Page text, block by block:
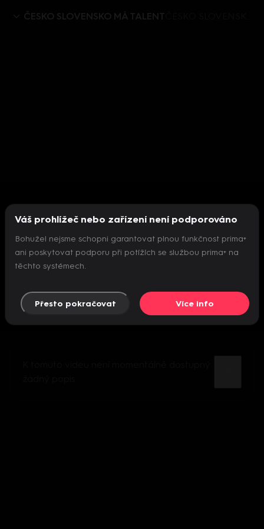
ČESKO SLOVENSKO MÁ TALENT
Nepodařilo se inicializovat přehrávač
Váš prohlížeč nebo zařízení není podporováno
Bohužel nejsme schopni garantovat plnou funkčnost prima+
ani poskytovat podporu při potížích se službou prima+ na
těchto systémech.
Přesto pokračovat Více info